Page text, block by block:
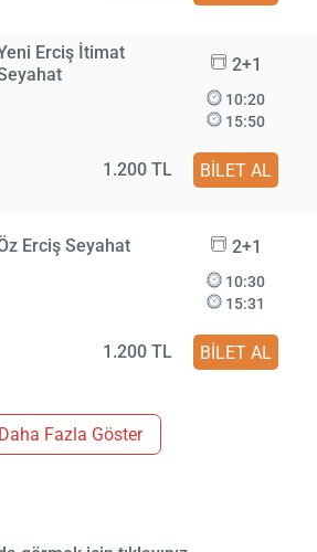
Erciş İtimat
2+1
10:20
15:50
1.200 TL BİLET AL
Erciş Seyahat 2+1
10:30
15:31
1.200 TL BİLET AL
Daha Fazla Göster